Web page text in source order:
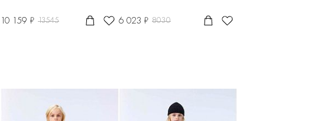
10 159 ₽ 13545 6 023 ₽ 8030